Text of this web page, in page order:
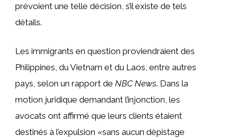
prévoient une telle décision, s’il existe de tels
détails.
Les immigrants en question proviendraient des
Philippines, du Vietnam et du Laos, entre autres
pays, selon un rapport de NBC News. Dans la
motion juridique demandant l’injonction, les
avocats ont affirmé que leurs clients étaient
destinés à l’expulsion «sans aucun dépistage